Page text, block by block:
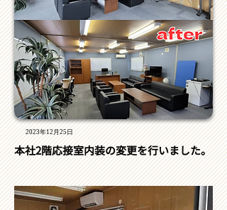
2023年12月25日
本社2階応接室内装の変更を行いました。